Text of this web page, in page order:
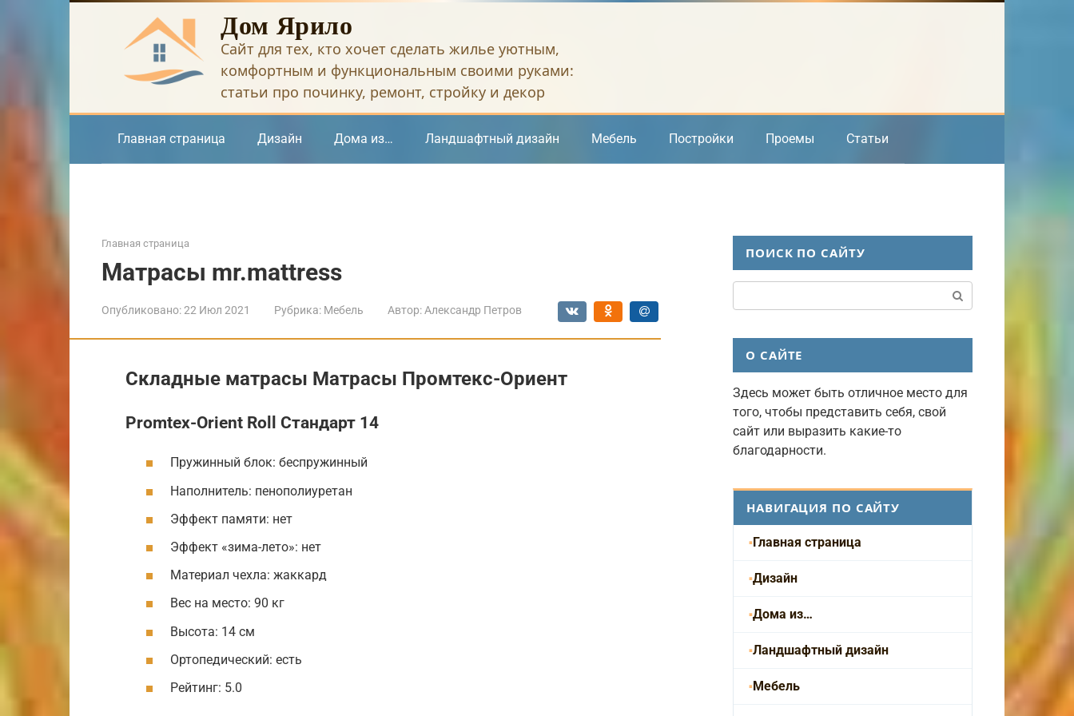
Дом Ярило
Сайт для тех, кто хочет сделать жилье уютным,
комфортным и функциональным своими руками:
статьи про починку, ремонт, стройку и декор
Главная страница Дизайн Дома из… Ландшафтный дизайн Мебель Постройки Проемы Статьи
Главная страница
Матрасы mr.mattress
Опубликовано:22 Июл 2021 Рубрика: Мебель Автор: Александр Петров
Складные матрасы Матрасы Промтекс-Ориент
Promtex-Orient Roll Стандарт 14
Пружинный блок: беспружинный
Наполнитель: пенополиуретан
Эффект памяти: нет
Эффект «зима-лето»: нет
Материал чехла: жаккард
Вес на место: 90 кг
Высота: 14 см
Ортопедический: есть
Рейтинг: 5.0
ПОИСК ПО САЙТУ
О САЙТЕ
Здесь может быть отличное место для
того, чтобы представить себя, свой
сайт или выразить какие-то
благодарности.
НАВИГАЦИЯ ПО САЙТУ
Главная страница
Дизайн
Дома из…
Ландшафтный дизайн
Мебель